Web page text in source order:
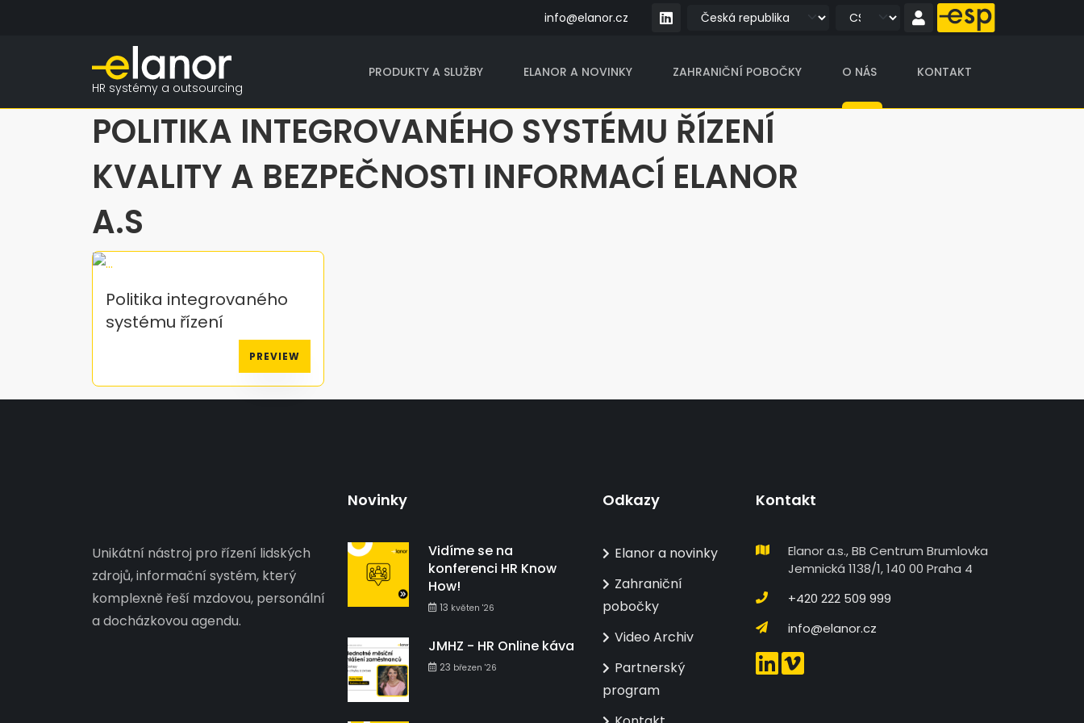
info@elanor.cz
HR systémy a outsourcing
PRODUKTY A SLUŽBY ELANOR A NOVINKY ZAHRANIČNÍ POBOČKY O NÁS KONTAKT
POLITIKA INTEGROVANÉHO SYSTÉMU ŘÍZENÍ
KVALITY A BEZPEČNOSTI INFORMACÍ ELANOR
A.S
Politika integrovaného
systému řízení
PREVIEW
Unikátní nástroj pro řízení lidských
zdrojů, informační systém, který
komplexně řeší mzdovou, personální
a docházkovou agendu.
Novinky
Vidíme se na
konferenci HR Know
How!
13 květen '26
JMHZ - HR Online káva
23 březen '26
Odkazy
Elanor a novinky
Zahraniční
pobočky
Video Archiv
Partnerský
program
Kontakt
Elanor a.s., BB Centrum Brumlovka
Jemnická 1138/1, 140 00 Praha 4
+420 222 509 999
info@elanor.cz